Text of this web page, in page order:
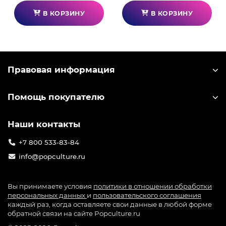
2 аналоговых стика, цифровая крестовина
управления
В КОРЗИНУ В КОРЗИНУ
Правовая информация
Помощь покупателю
Наши контакты
+7 800 533-83-84
info@popculture.ru
Вы принимаете условия политики в отношении обработки
персональных данных и пользовательского соглашения
каждый раз, когда оставляете свои данные в любой форме
обратной связи на сайте Popculture.ru